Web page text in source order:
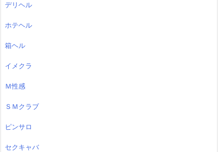
デリヘル
ホテヘル
箱ヘル
イメクラ
Ｍ性感
ＳＭクラブ
ピンサロ
セクキャバ